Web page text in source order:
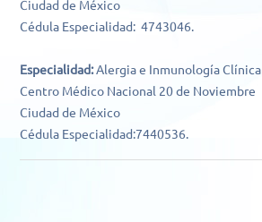
Ciudad de México
Cédula Especialidad: 4743046.
Especialidad:Alergia e Inmunología Clínica
Centro Médico Nacional 20 de Noviembre
Ciudad de México
Cédula Especialidad:7440536.